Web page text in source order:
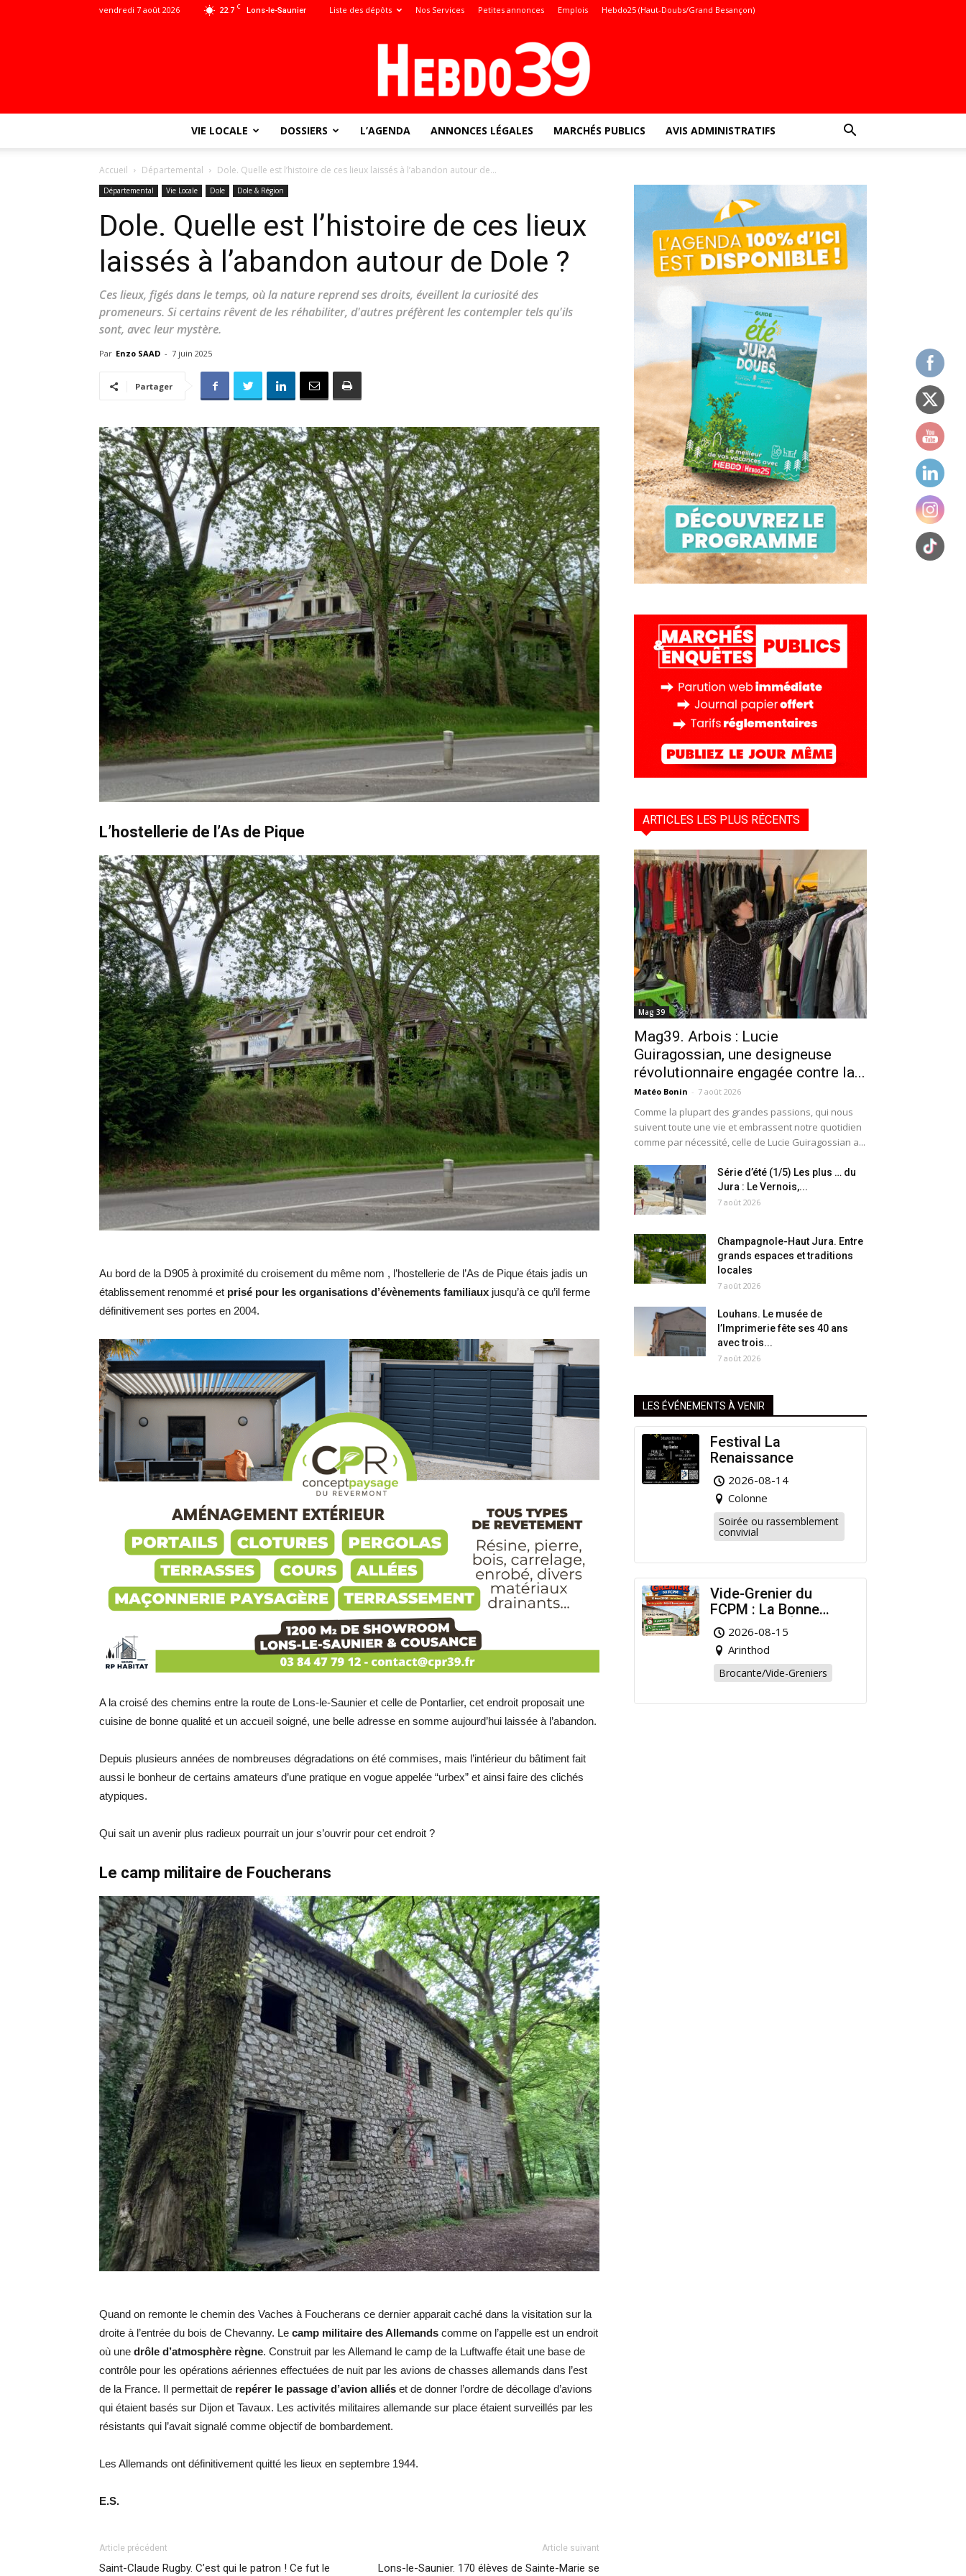
22.7 C Lons-le-Saunier
vendredi 7 août 2026 Liste des dépôts Nos Services Petites annonces Emplois Hebdo25 (Haut-Doubs/Grand Besançon)
l'info
locale
–
Hebdo39
VIE LOCALE DOSSIERS L’AGENDA ANNONCES LÉGALES MARCHÉS PUBLICS AVIS ADMINISTRATIFS
Accueil Départemental Dole. Quelle est l’histoire de ces lieux laissés à l’abandon autour de...
Départemental Vie Locale Dole Dole & Région
Dole. Quelle est l’histoire de ces lieux
laissés à l’abandon autour de Dole ?
Ces lieux, figés dans le temps, où la nature reprend ses droits, éveillent la curiosité des
promeneurs. Si certains rêvent de les réhabiliter, d'autres préfèrent les contempler tels qu'ils
sont, avec leur mystère.
Par Enzo SAAD - 7 juin 2025
Partager
L’hostellerie de l’As de Pique
Au bord de la D905 à proximité du croisement du même nom , l’hostellerie de l’As de Pique étais jadis un
établissement renommé et prisé pour les organisations d’évènements familiaux jusqu’à ce qu’il ferme
définitivement ses portes en 2004.
A la croisé des chemins entre la route de Lons-le-Saunier et celle de Pontarlier, cet endroit proposait une
cuisine de bonne qualité et un accueil soigné, une belle adresse en somme aujourd’hui laissée à l’abandon.
Depuis plusieurs années de nombreuses dégradations on été commises, mais l’intérieur du bâtiment fait
aussi le bonheur de certains amateurs d’une pratique en vogue appelée “urbex” et ainsi faire des clichés
atypiques.
Qui sait un avenir plus radieux pourrait un jour s’ouvrir pour cet endroit ?
Le camp militaire de Foucherans
Quand on remonte le chemin des Vaches à Foucherans ce dernier apparait caché dans la visitation sur la
droite à l’entrée du bois de Chevanny. Le camp militaire des Allemands comme on l’appelle est un endroit
où une drôle d’atmosphère règne. Construit par les Allemand le camp de la Luftwaffe était une base de
contrôle pour les opérations aériennes effectuées de nuit par les avions de chasses allemands dans l’est
de la France. Il permettait de repérer le passage d’avion alliés et de donner l’ordre de décollage d’avions
qui étaient basés sur Dijon et Tavaux. Les activités militaires allemande sur place étaient surveillés par les
résistants qui l’avait signalé comme objectif de bombardement.
Les Allemands ont définitivement quitté les lieux en septembre 1944.
E.S.
Article précédent
Saint-Claude Rugby. C’est qui le patron ! Ce fut le
Article suivant
Lons-le-Saunier. 170 élèves de Sainte-Marie se
ARTICLES LES PLUS RÉCENTS
Mag 39
Mag39. Arbois : Lucie
Guiragossian, une designeuse
révolutionnaire engagée contre la...
Matéo Bonin - 7 août 2026
Comme la plupart des grandes passions, qui nous
suivent toute une vie et embrassent notre quotidien
comme par nécessité, celle de Lucie Guiragossian a...
Série d’été (1/5) Les plus … du
Jura : Le Vernois,...
7 août 2026
Champagnole-Haut Jura. Entre
grands espaces et traditions
locales
7 août 2026
Louhans. Le musée de
l’Imprimerie fête ses 40 ans
avec trois...
7 août 2026
LES ÉVÉNEMENTS À VENIR
Festival La
Renaissance
2026-08-14
Colonne
Soirée ou rassemblement
convivial
Vide-Grenier du
FCPM : La Bonne
Affaire de l’Été à
Arinthod !
2026-08-15
Arinthod
Brocante/Vide-Greniers